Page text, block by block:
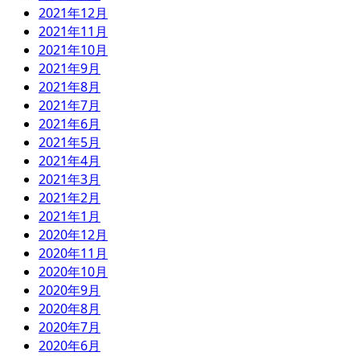
2021年12月
2021年11月
2021年10月
2021年9月
2021年8月
2021年7月
2021年6月
2021年5月
2021年4月
2021年3月
2021年2月
2021年1月
2020年12月
2020年11月
2020年10月
2020年9月
2020年8月
2020年7月
2020年6月